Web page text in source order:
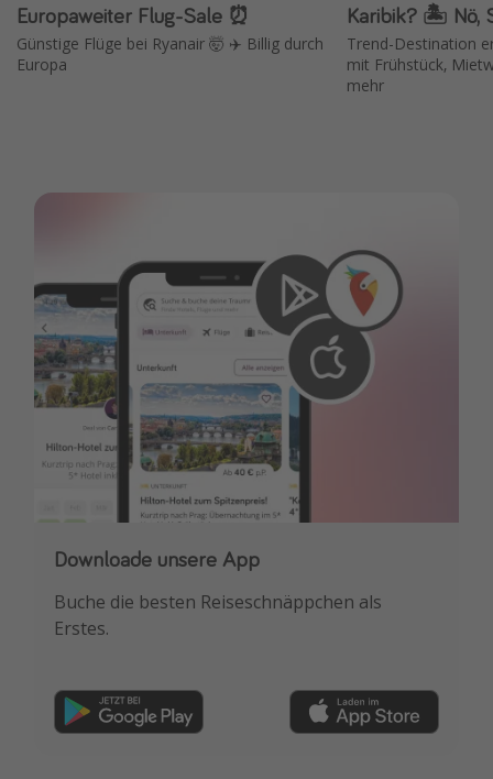
Europaweiter Flug-Sale ⏰
Günstige Flüge bei Ryanair 🤯 ✈️ Billig durch
Europa
Karibik? 🏝️ Nö,
Trend-Destination
mit Frühstück,
mehr
Downloade unsere App
Buche die besten Reiseschnäppchen als
Erstes.